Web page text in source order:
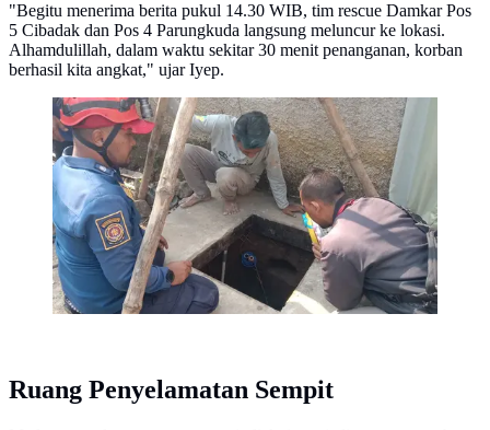
"Begitu menerima berita pukul 14.30 WIB, tim rescue Damkar Pos
5 Cibadak dan Pos 4 Parungkuda langsung meluncur ke lokasi.
Alhamdulillah, dalam waktu sekitar 30 menit penanganan, korban
berhasil kita angkat," ujar Iyep.
Tim gabungan mengevakuasi empat warga Sukabumi
yang terjebak di sumur. (istimewa)
Ruang Penyelamatan Sempit